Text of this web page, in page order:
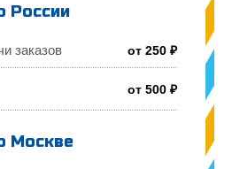
России
заказов от 250 ₽
от 500 ₽
Москве